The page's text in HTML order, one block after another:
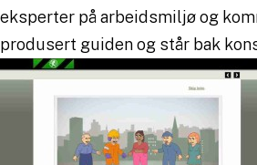
eksperter på arbeidsmiljø og
produsert guiden og står bak